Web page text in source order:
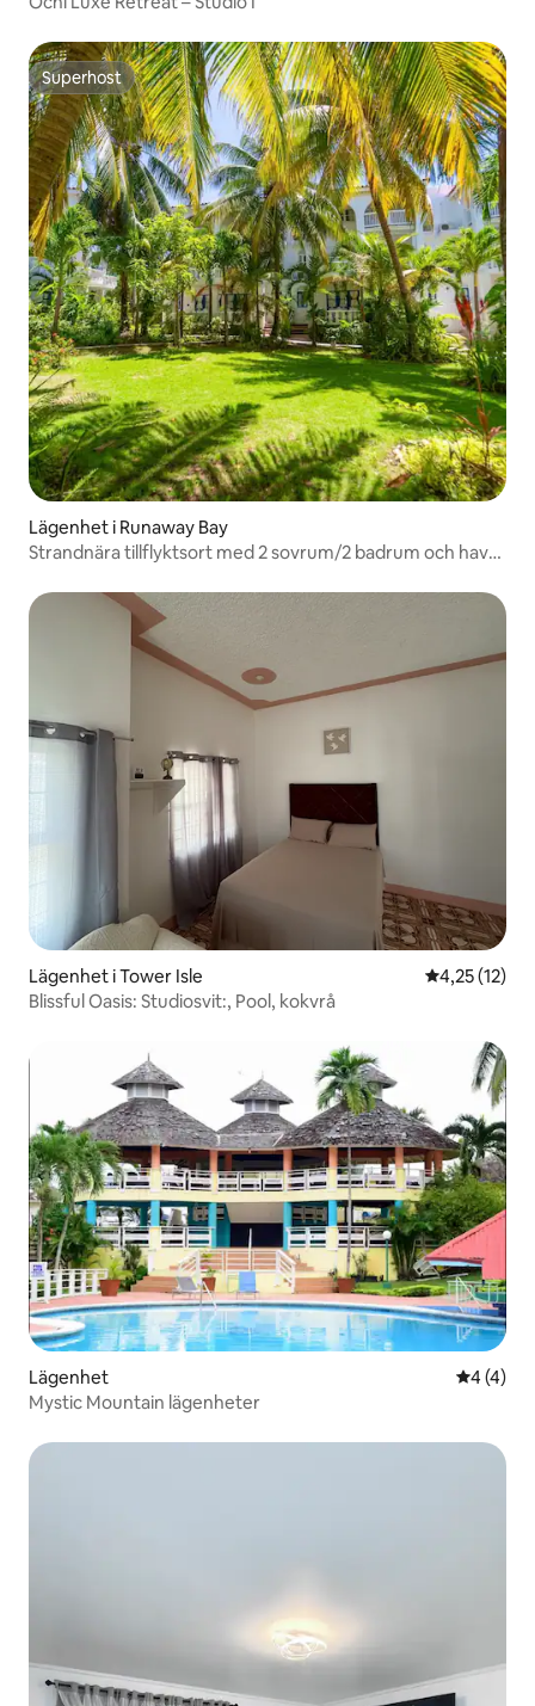
Superhost
Superhost
Lägenhet i Runaway Bay
Strandnära tillflyktsort med 2 sovrum/2 badrum och havs-
Lägenhet i Tower Isle 4,25 av 5 i
4,25 (12)
Blissful Oasis: Studiosvit:, Pool, kokvrå
Lägenhet 4 av 5 i
4 (4)
Mystic Mountain lägenheter